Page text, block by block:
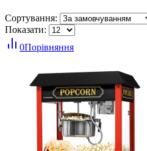
Сортування:
Показати:
0Порівняння